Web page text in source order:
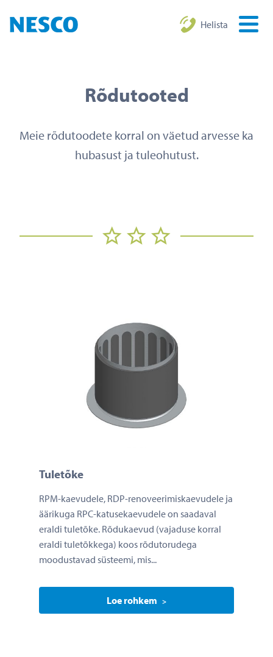
Helista
Rõdutooted
Meie rõdutoodete korral on väetud arvesse ka
hubasust ja tuleohutust.
Tuletõke
RPM-kaevudele, RDP-renoveerimiskaevudele ja
äärikuga RPC-katusekaevudele on saadaval
eraldi tuletõke. Rõdukaevud (vajaduse korral
eraldi tuletõkkega) koos rõdutorudega
moodustavad süsteemi, mis...
Loe rohkem